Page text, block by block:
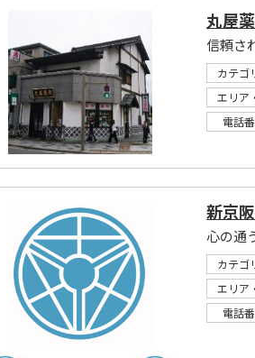
丸屋
信頼さ
カテゴ
エリア
電話
新京
心の通
カテゴ
エリア
電話